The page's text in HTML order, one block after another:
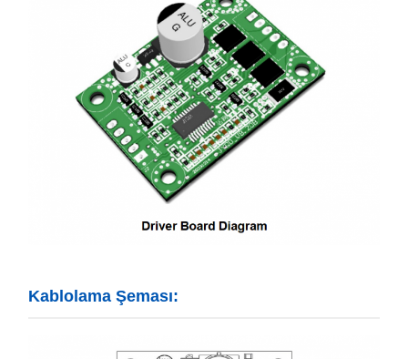
Kablolama Şeması: